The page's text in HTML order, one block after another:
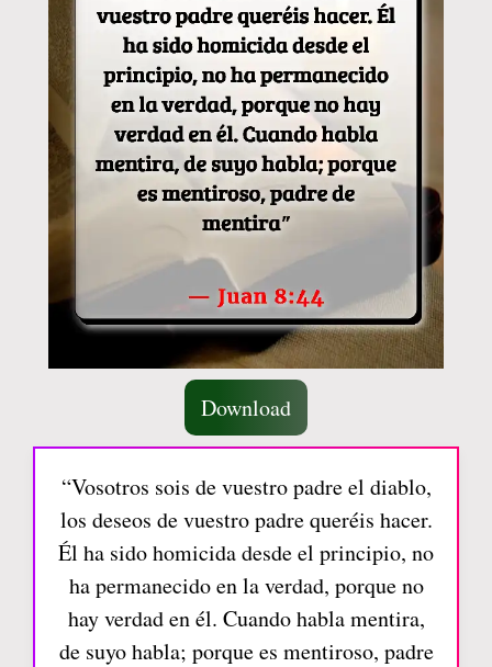
Download
“Vosotros sois de vuestro padre el diablo,
los deseos de vuestro padre queréis hacer.
Él ha sido homicida desde el principio, no
ha permanecido en la verdad, porque no
hay verdad en él. Cuando habla mentira,
de suyo habla; porque es mentiroso, padre